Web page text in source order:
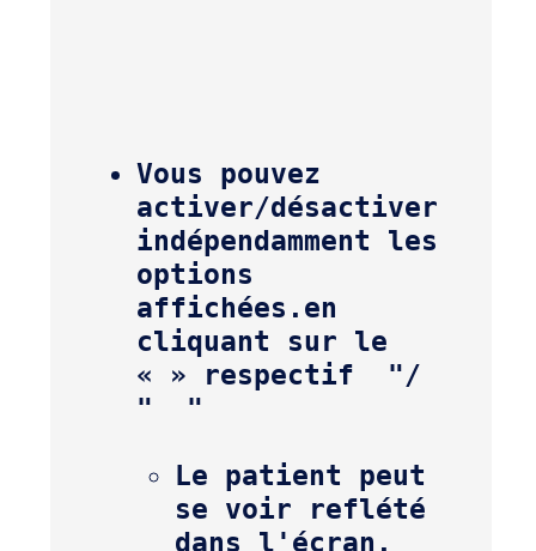
Vous pouvez
activer/désactiver
indépendamment les
options
affichées. en
cliquant sur le
« » respectif
"/
"
Le patient peut
se voir reflété